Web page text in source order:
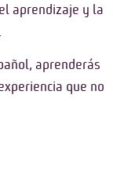
aprendizaje y la
aprenderás
que no